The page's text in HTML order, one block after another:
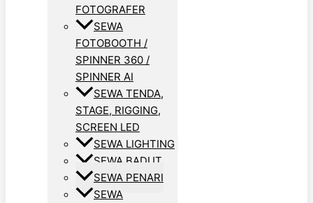
FOTOGRAFER
SEWA
FOTOBOOTH /
SPINNER 360 /
SPINNER AI
SEWA TENDA,
STAGE, RIGGING,
SCREEN LED
SEWA LIGHTING
SEWA BADUT
SEWA PENARI
SEWA